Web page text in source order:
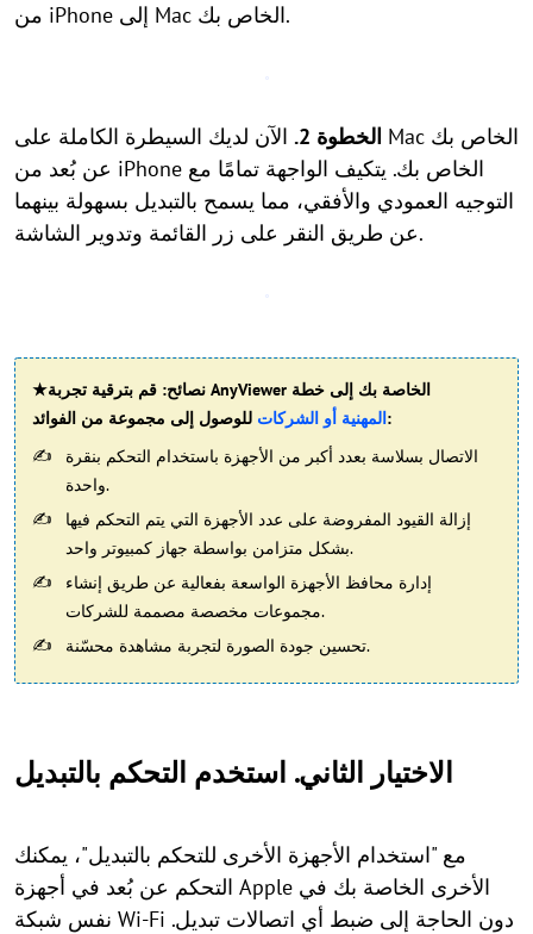
من iPhone إلى Mac الخاص بك.
الخطوة 2.
الآن لديك السيطرة الكاملة على Mac الخاص بك
عن بُعد من iPhone الخاص بك. يتكيف الواجهة تمامًا مع
التوجيه العمودي والأفقي، مما يسمح بالتبديل بسهولة بينهما
عن طريق النقر على زر القائمة وتدوير الشاشة.
★نصائح: قم بترقية تجربة AnyViewer الخاصة بك إلى خطة
المهنية أو الشركاتللوصول إلى مجموعة من الفوائد:
الاتصال بسلاسة بعدد أكبر من الأجهزة باستخدام التحكم بنقرة
واحدة.
إزالة القيود المفروضة على عدد الأجهزة التي يتم التحكم فيها
بشكل متزامن بواسطة جهاز كمبيوتر واحد.
إدارة محافظ الأجهزة الواسعة بفعالية عن طريق إنشاء
مجموعات مخصصة مصممة للشركات.
تحسين جودة الصورة لتجربة مشاهدة محسّنة.
الاختيار الثاني. استخدم التحكم بالتبديل
مع "استخدام الأجهزة الأخرى للتحكم بالتبديل"، يمكنك
التحكم عن بُعد في أجهزة Apple الأخرى الخاصة بك في
نفس شبكة Wi-Fi دون الحاجة إلى ضبط أي اتصالات تبديل.